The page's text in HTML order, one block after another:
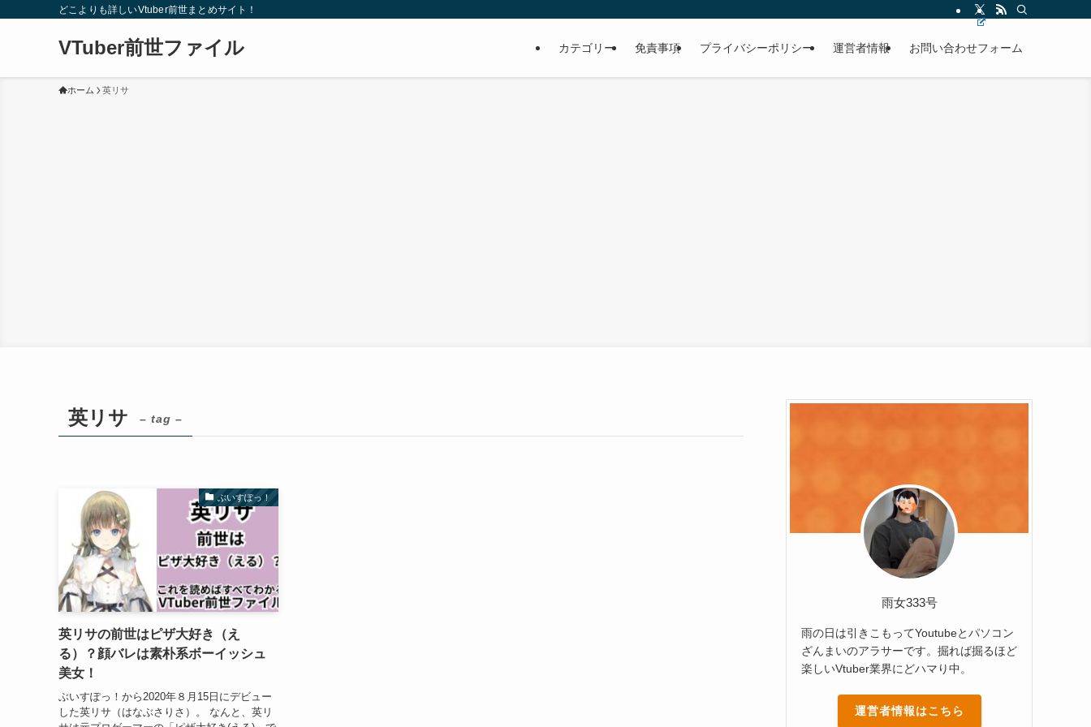
どこよりも詳しいVtuber前世まとめサイト！
VTuber前世ファイル カテゴリー 免責事項 プライバシーポリシー 運営者情報 お問い合わせフォーム
ホーム 英リサ
英リサ – tag –
ぶいすぽっ！
英リサの前世はピザ大好き（え
る）？顔バレは素朴系ボーイッシュ
美女！
ぶいすぽっ！から2020年８月15日にデビュー
した英リサ（はなぶさりさ）。 なんと、英リ
雨女333号
雨の日は引きこもってYoutubeとパソコン
ざんまいのアラサーです。掘れば掘るほど
楽しいVtuber業界にどハマり中。
運営者情報はこちら